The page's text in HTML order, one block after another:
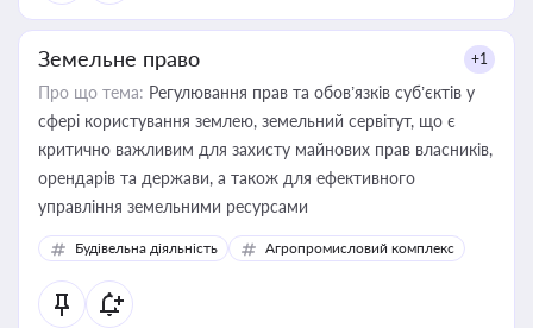
Земельне право +1
Про що тема: Регулювання прав та обов’язків суб’єктів у
сфері користування землею, земельний сервітут, що є
критично важливим для захисту майнових прав власників,
орендарів та держави, а також для ефективного
управління земельними ресурсами
Будівельна діяльність Агропромисловий комплекс